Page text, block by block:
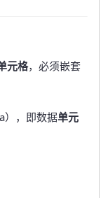
元格，必须嵌套
），即数据单元